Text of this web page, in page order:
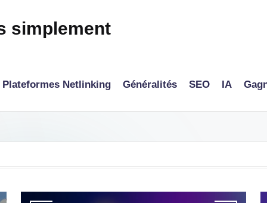
simplement
Plateformes Netlinking Généralités SEO IA